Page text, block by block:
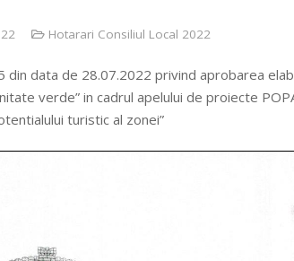
Hotarari Consiliul Local 2022
din data de 28.07.2022 privind aprobarea
verde” in cadrul apelului de proiecte
turistic al zonei”